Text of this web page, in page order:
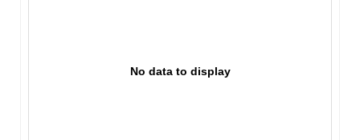
No data to display